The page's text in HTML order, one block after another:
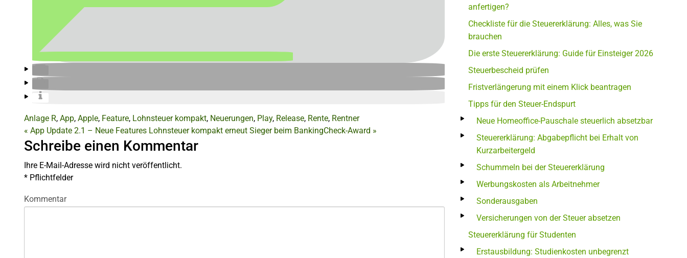
Anlage R, App, Apple, Feature, Lohnsteuer kompakt, Neuerungen, Play, Release, Rente, Rentner
« App Update 2.1 – Neue Features Lohnsteuer kompakt erneut Sieger beim BankingCheck-Award »
Schreibe einen Kommentar
Ihre E-Mail-Adresse wird nicht veröffentlicht.
* Pflichtfelder
Kommentar
anfertigen?
Checkliste für die Steuererklärung: Alles, was Sie
brauchen
Die erste Steuererklärung: Guide für Einsteiger 2026
Steuerbescheid prüfen
Fristverlängerung mit einem Klick beantragen
Tipps für den Steuer-Endspurt
Neue Homeoffice-Pauschale steuerlich absetzbar
Steuererklärung: Abgabepflicht bei Erhalt von
Kurzarbeitergeld
Schummeln bei der Steuererklärung
Werbungskosten als Arbeitnehmer
Sonderausgaben
Versicherungen von der Steuer absetzen
Steuererklärung für Studenten
Erstausbildung: Studienkosten unbegrenzt